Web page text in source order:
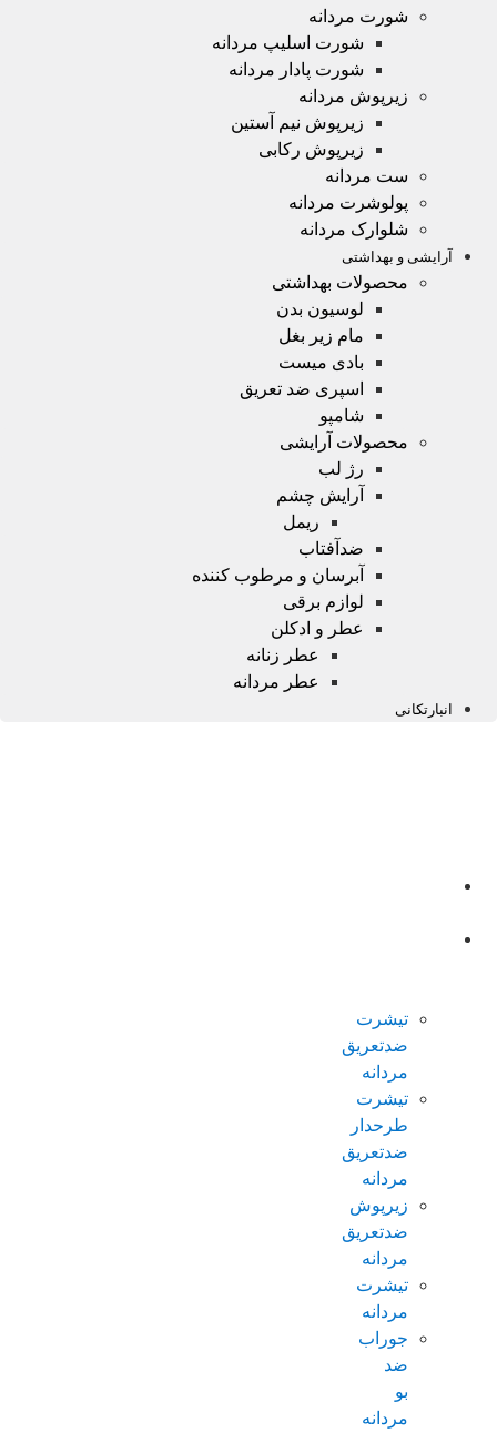
شورت مردانه
شورت اسلیپ مردانه
شورت پادار مردانه
زیرپوش مردانه
زیرپوش نیم آستین
زیرپوش رکابی
ست مردانه
پولوشرت مردانه
شلوارک مردانه
آرایشی و بهداشتی
محصولات بهداشتی
لوسیون بدن
مام زیر بغل
بادی میست
اسپری ضد تعریق
شامپو
محصولات آرایشی
رژ لب
آرایش چشم
ریمل
ضدآفتاب
آبرسان و مرطوب کننده
لوازم برقی
عطر و ادکلن
عطر زنانه
عطر مردانه
انبارتکانی
تیشرت
ضدتعریق
مردانه
تیشرت
طرحدار
ضدتعریق
مردانه
زیرپوش
ضدتعریق
مردانه
تیشرت
مردانه
جوراب
ضد
بو
مردانه